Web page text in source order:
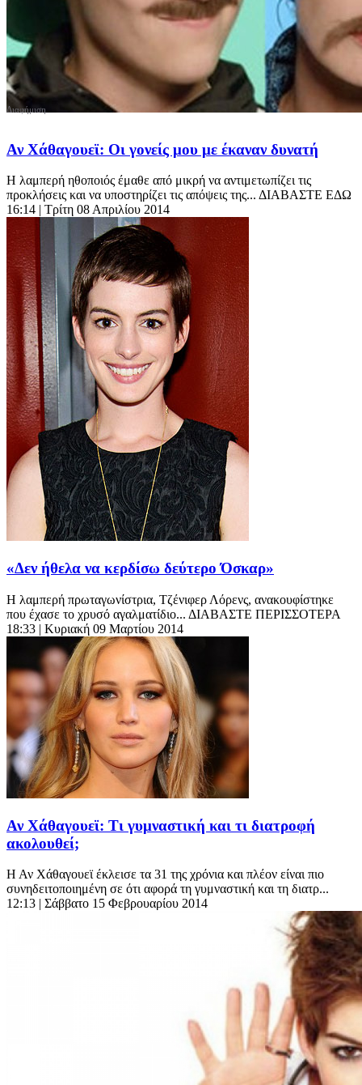
Αν Χάθαγουεϊ: Οι γονείς μου με έκαναν δυνατή
Η λαμπερή ηθοποιός έμαθε από μικρή να αντιμετωπίζει τις
προκλήσεις και να υποστηρίζει τις απόψεις της... ΔΙΑΒΑΣΤΕ ΕΔΩ
16:14 | Τρίτη 08 Απριλίου 2014
«Δεν ήθελα να κερδίσω δεύτερο Όσκαρ»
Η λαμπερή πρωταγωνίστρια, Τζένιφερ Λόρενς, ανακουφίστηκε
που έχασε το χρυσό αγαλματίδιο... ΔΙΑΒΑΣΤΕ ΠΕΡΙΣΣΟΤΕΡΑ
18:33 | Κυριακή 09 Μαρτίου 2014
Αν Χάθαγουεϊ: Τι γυμναστική και τι διατροφή
ακολουθεί;
Η Αν Χάθαγουεϊ έκλεισε τα 31 της χρόνια και πλέον είναι πιο
συνηδειτοποιημένη σε ότι αφορά τη γυμναστική και τη διατρ...
12:13 | Σάββατο 15 Φεβρουαρίου 2014